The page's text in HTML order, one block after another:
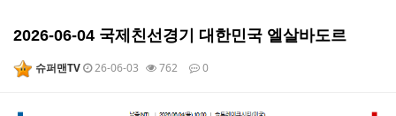
2026-06-04 국제친선경기 대한민국 엘살바도르
슈퍼맨TV 26-06-03 762 0
본문